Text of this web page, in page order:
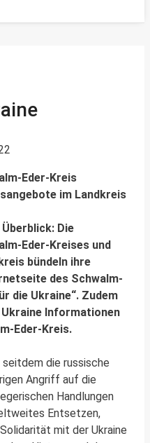
Eder-Kreis
im Landkreis
Die
Eder-Kreises und
bündeln ihre
des Schwalm-
die Ukraine“. Zudem
Informationen
Eder-Kreis.
seitdem die russische
Angriff auf die
Handlungen
Entsetzen,
mit der Ukraine